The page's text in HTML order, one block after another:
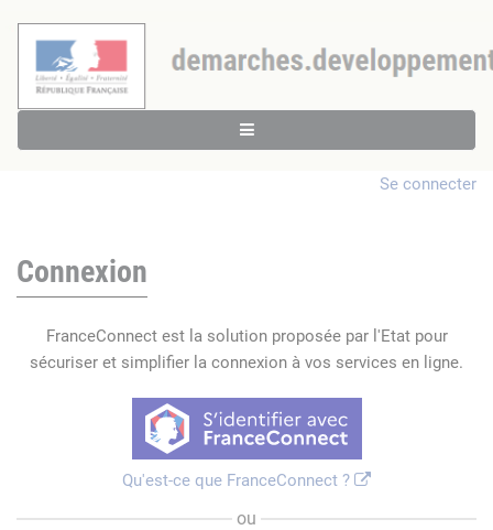
Se connecter
Connexion
FranceConnect est la solution proposée par l'Etat pour
sécuriser et simplifier la connexion à vos services en ligne.
Qu'est-ce que FranceConnect ?
ou